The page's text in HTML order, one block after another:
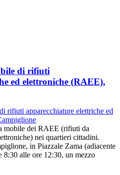
di rifiuti
ed elettroniche (RAEE),
mobile dei RAEE (rifiuti da
nei quartieri cittadini.
in Piazzale Zama (adiacente
8:30 alle ore 12:30, un mezzo